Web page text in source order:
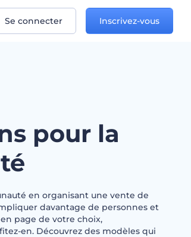
Se connecter Inscrivez-vous
pour la
en organisant une vente de
davantage de personnes et
page de votre choix,
en. Découvrez des modèles qui